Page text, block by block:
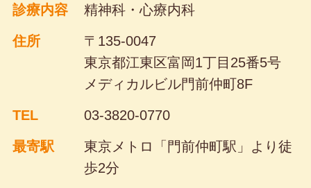
診療内容 精神科・心療内科
住所
〒135-0047
東京都江東区富岡1丁目25番5号
メディカルビル門前仲町8F
TEL 03-3820-0770
最寄駅 東京メトロ「門前仲町駅」より 徒
歩2分